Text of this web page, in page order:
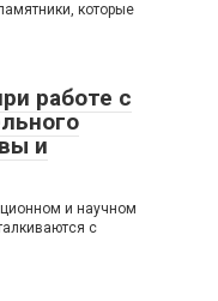
которые
работе с
и
и научном
с